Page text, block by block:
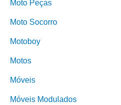
Moto Peças
Moto Socorro
Motoboy
Motos
Móveis
Móveis Modulados